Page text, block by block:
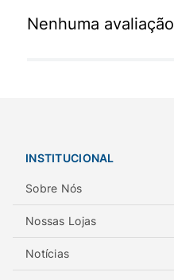
Nenhuma avaliação
INSTITUCIONAL
Sobre Nós
Nossas Lojas
Notícias